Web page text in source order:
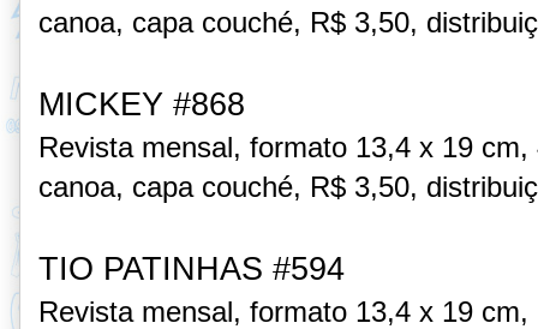
canoa, capa couché, R$ 3,50,
MICKEY #868
Revista mensal, formato 13,4 x 19 cm,
canoa, capa couché, R$ 3,50,
TIO PATINHAS #594
Revista mensal, formato 13,4 x 19 cm,